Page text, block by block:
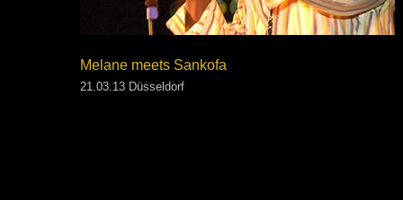
Melane meets Sankofa
21.03.13 Düsseldorf